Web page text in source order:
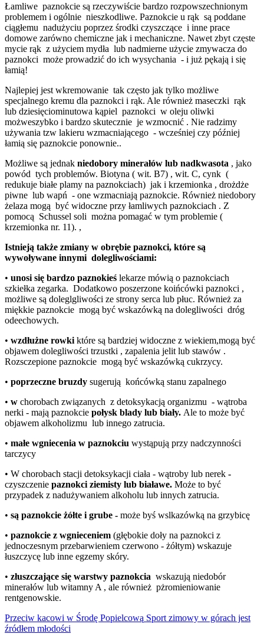
Łamliwe paznokcie są rzeczywiście bardzo rozpowszechnionym
problemem i ogólnie nieszkodliwe. Paznokcie u rąk są poddane
ciągłemu nadużyciu poprzez środki czyszczące i inne prace
domowe zarówno chemiczne jak i mechaniczne. Nawet zbyt częste
mycie rąk z użyciem mydła lub nadmierne użycie zmywacza do
paznokci może prowadzić do ich wysychania - i już pękają i się
łamią!
Najlepiej jest wkremowanie tak często jak tylko możliwe
specjalnego kremu dla paznokci i rąk. Ale również maseczki rąk
lub dziesięciominutowa kąpiel paznokci w oleju oliwki
możweszybko i bardzo skutecznie je wzmocnić . Nie radzimy
używania tzw lakieru wzmacniającego - wcześniej czy później
łamią się paznokcie ponownie..
Możliwe są jednak niedobory minerałów lub nadkwasota , jako
powód tych problemów. Biotyna ( wit. B7) , wit. C, cynk (
redukuje białe plamy na paznokciach) jak i krzemionka , drożdże
piwne lub wapń - one wzmacniają paznokcie. Również niedobory
żelaza mogą być widoczne przy łamliwych paznokciach . Z
pomocą Schussel soli można pomagać w tym problemie (
krzemionka nr. 11). ,
Istnieją także zmiany w obrębie paznokci, które są
wywoływane innymi dolegliwościami:
• unosi się bardzo paznokieś lekarze mówią o paznokciach
szkiełka zegarka. Dodatkowo poszerzone koińcówki paznokci ,
możliwe są doleglgliwości ze strony serca lub płuc. Również za
miękkie paznokcie mogą być wskazówką na dolegliwości dróg
odeechowych.
• wzdłużne rowki które są bardziej widoczne z wiekiem,mogą być
objawem dolegliwości trzustki , zapalenia jelit lub stawów .
Rozsczepione paznokcie mogą być wskazówką cukrzycy.
• poprzeczne bruzdy sugerują końcówką stanu zapalnego
• w chorobach związanych z detoksykacją organizmu - wątroba
nerki - mają paznokcie połysk blady lub biały. Ale to może być
objawem alkoholizmu lub innego zatrucia.
• małe wgniecenia w paznokciu wystąpują przy nadczynności
tarczycy
• W chorobach stacji detoksykacji ciała - wątroby lub nerek -
czyszczenie paznokci ziemisty lub białawe. Może to być
przypadek z nadużywaniem alkoholu lub innych zatrucia.
• są paznokcie żółte i grube - może byś wslkazówką na grzybicę
• paznokcie z wgnieceniem (głębokie doły na paznokci z
jednoczesnym przebarwieniem czerwono - żółtym) wskazuje
łuszczycę lub inne egzemy skóry.
• złuszczające się warstwy paznokcia wskazują niedobór
minerałów lub witamny A , ale również pżromieniowanie
rentgenowskie.
Przeciw kacowi w Środę Popielcową Sport zimowy w górach jest
źródłem młodości